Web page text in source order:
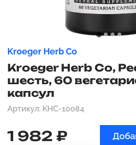
Kroeger Herb Co
Kroeger Herb Co,
шесть, 60
капсул
Артикул: KHC-10084
1 982 ₽